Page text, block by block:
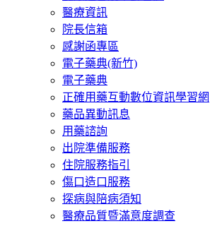
醫療資訊
院長信箱
感謝函專區
電子藥典(新竹)
電子藥典
正確用藥互動數位資訊學習網
藥品異動訊息
用藥諮詢
出院準備服務
住院服務指引
傷口造口服務
探病與陪病須知
醫療品質暨滿意度調查